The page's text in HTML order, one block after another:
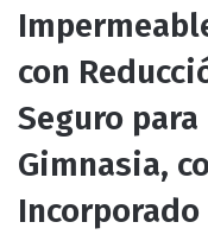
con
Seguro
Gimnasia,
Incorporado